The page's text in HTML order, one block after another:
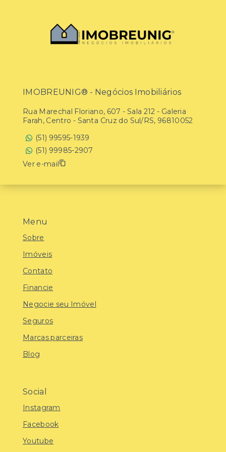
Menu
Sobre
Imóveis
Contato
Financie
Negocie seu Imóvel
Seguros
Marcas parceiras
Blog
Social
Instagram
Facebook
Youtube
IMOBREUNIG® - Negócios Imobiliários
Rua Marechal Floriano, 607 - Sala 212 - Galeria
Farah, Centro - Santa Cruz do Sul/RS, 96810052
(51) 99595-1939
(51) 99985-2907
Ver e-mail